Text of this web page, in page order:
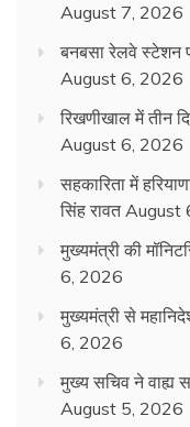
August 7, 2026
बनबसा रेलवे स्टेशन
August 6, 2026
रिखणीखाल में तीन
August 6, 2026
सहकारिता में
सिंह रावत August
मुख्यमंत्री की
6, 2026
मुख्यमंत्री से
6, 2026
मुख्य सचिव ने वाह्य
August 5, 2026